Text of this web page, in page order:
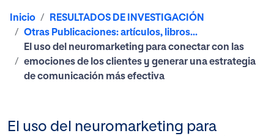
Inicio
RESULTADOS DE INVESTIGACIÓN
Otras Publicaciones: artículos, libros...
El uso del neuromarketing para conectar con las
emociones de los clientes y generar una estrategia
de comunicación más efectiva
El uso del neuromarketing para